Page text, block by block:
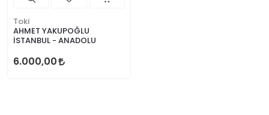
Toki
AHMET YAKUPOĞLU
İSTANBUL - ANADOLU
6.000,00